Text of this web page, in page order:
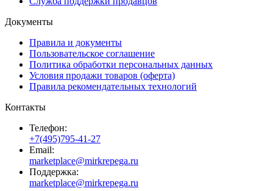
Документы
Правила и документы
Пользовательское соглашение
Политика обработки персональных данных
Условия продажи товаров (оферта)
Правила рекомендательных технологий
Контакты
Телефон:
+7(495)795-41-27
Email:
marketplace@mirkrepega.ru
Поддержка:
marketplace@mirkrepega.ru